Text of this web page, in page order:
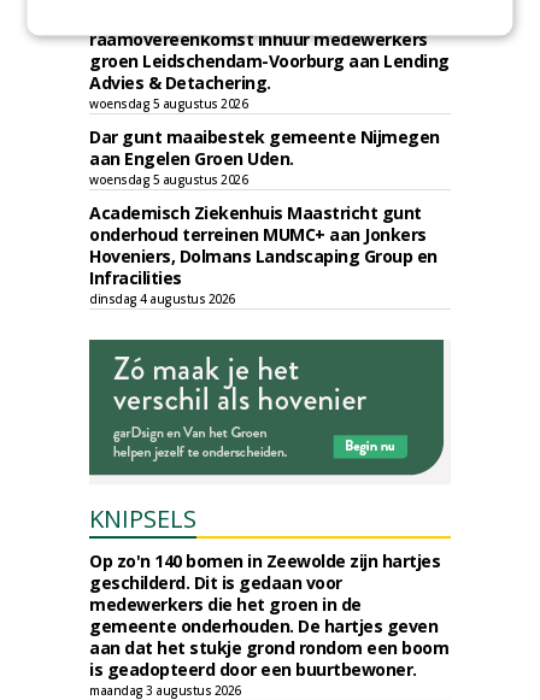
raamovereenkomst inhuur medewerkers
groen Leidschendam-Voorburg aan Lending
Advies & Detachering.
woensdag 5 augustus 2026
Dar gunt maaibestek gemeente Nijmegen
aan Engelen Groen Uden.
woensdag 5 augustus 2026
Academisch Ziekenhuis Maastricht gunt
onderhoud terreinen MUMC+ aan Jonkers
Hoveniers, Dolmans Landscaping Group en
Infracilities
dinsdag 4 augustus 2026
KNIPSELS
Op zo'n 140 bomen in Zeewolde zijn hartjes
geschilderd. Dit is gedaan voor
medewerkers die het groen in de
gemeente onderhouden. De hartjes geven
aan dat het stukje grond rondom een boom
is geadopteerd door een buurtbewoner.
maandag 3 augustus 2026